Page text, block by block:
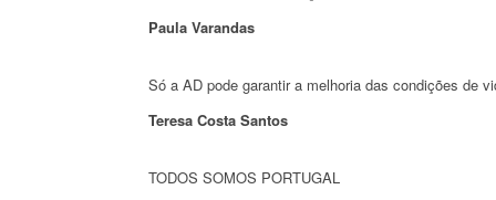
Paula Varandas
Só a AD pode garantir a melhoria das condições de
Teresa Costa Santos
TODOS SOMOS PORTUGAL